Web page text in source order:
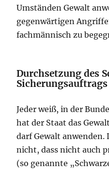
Umständen Gewalt
gegenwärtigen
fachmännisch zu
Durchsetzung des
Sicherungsauftrags
Jeder weiß, in der
hat der Staat das
darf Gewalt anwenden.
nicht, dass nicht auch
(so genannte